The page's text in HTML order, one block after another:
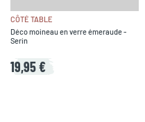
CÔTÉ TABLE
Déco moineau en verre émeraude -
Serin
19,95 €